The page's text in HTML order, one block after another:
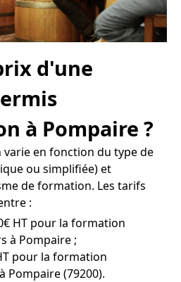
d'une
à Pompaire ?
en fonction du type de
ou simplifiée) et
de formation. Les tarifs
:
HT pour la formation
à Pompaire ;
pour la formation
Pompaire (79200).